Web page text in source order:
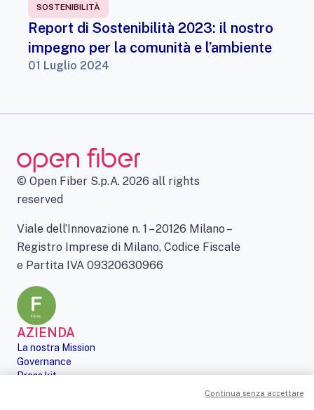
SOSTENIBILITÀ
Report di Sostenibilità 2023: il nostro
impegno per la comunità e l’ambiente
01 Luglio 2024
© Open Fiber S.p.A. 2026 all rights
reserved
Viale dell’Innovazione n. 1 – 20126 Milano –
Registro Imprese di Milano, Codice Fiscale
e Partita IVA 09320630966
AZIENDA
La nostra Mission
Governance
Press kit
Continua senza accettare